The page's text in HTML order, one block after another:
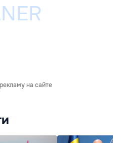
на сайте